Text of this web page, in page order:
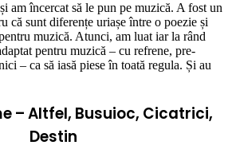
am încercat să le pun pe muzică. A fost un
că sunt diferențe uriașe între o poezie și
muzică. Atunci, am luat iar la rând
pentru muzică – cu refrene, pre-
– ca să iasă piese în toată regula. Și au
– Altfel, Busuioc, Cicatrici,
Destin